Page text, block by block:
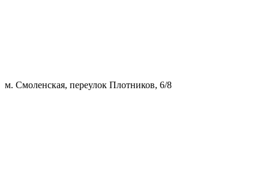
м. Смоленская, переулок Плотников, 6/8